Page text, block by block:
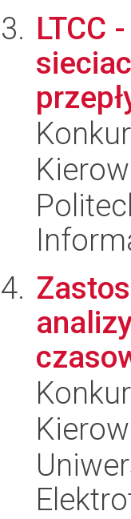
LTCC